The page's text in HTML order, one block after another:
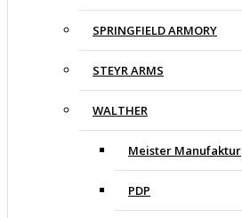
SPRINGFIELD ARMORY
STEYR ARMS
WALTHER
Meister Manufaktur
PDP